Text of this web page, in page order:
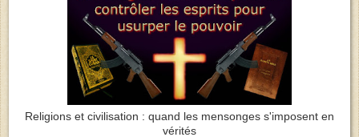
Religions et civilisation : quand les mensonges s'imposent en
vérités